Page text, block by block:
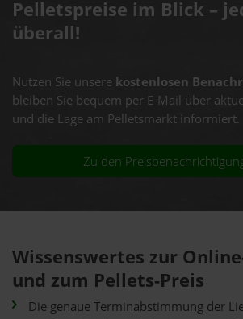
Pelletspreise im Blick –
überall!
Nutzen Sie unsere kostenlosen
bleiben Sie bequem per E-Mail über
und die Lage am Pelletsmarkt informiert.
Zu den
Wissenswertes zur
und zum Pellets-Preis
Die genaue Terminabstimmung der